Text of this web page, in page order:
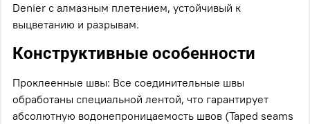
Denier с алмазным плетением, устойчивый к
выцветанию и разрывам.
Конструктивные особенности
Проклеенные швы: Все соединительные швы
обработаны специальной лентой, что гарантирует
абсолютную водонепроницаемость швов (Taped seams